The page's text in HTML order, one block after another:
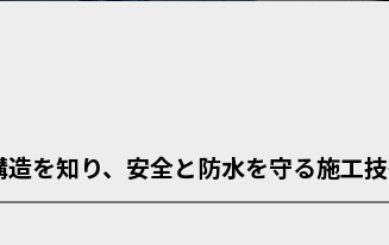
を知り、安全と防水を守る施工